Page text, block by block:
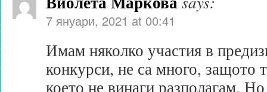
7 януари, 2021 at 00:41
Имам няколко участия в
конкурси, не са много, защото
което не винаги разполагам.